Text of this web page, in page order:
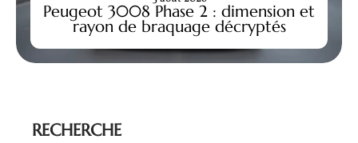
Peugeot 3008 Phase 2 : dimension et
rayon de braquage décryptés
RECHERCHE